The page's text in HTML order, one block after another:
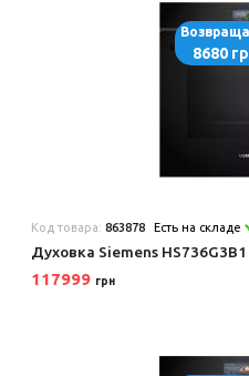
8680
Код товара:863878 Есть на складе
Духовка Siemens HS736G3B1
117999 грн